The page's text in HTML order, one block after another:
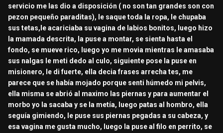
servicio me las dio a disposición ( no son tan grandes son con
pezon pequeño paraditas), le saque toda la ropa, le chupaba
sus tetas,le acariciaba su vagina de labios bonitos, luego hizo
la mamada descrita, la puse a montar, se sienta hasta el
fondo, se mueve rico, luego yo me movia mientras le amasaba
sus nalgas le meti dedo al culo, siguiente pose la puse en
misionero, le di fuerte, ella decia frases arrecha tes, me
parece que se había mojado porque senti húmedo mi pelvis,
ella misma se abrió al maximo las piernas y para aumentar el
morbo yo la sacaba y se la metía, luego patas al hombro, ella
seguía gimiendo, le puse sus piernas pegadas a su cabeza, y
esa vagina me gusta mucho, luego la puse al filo en perrito, se